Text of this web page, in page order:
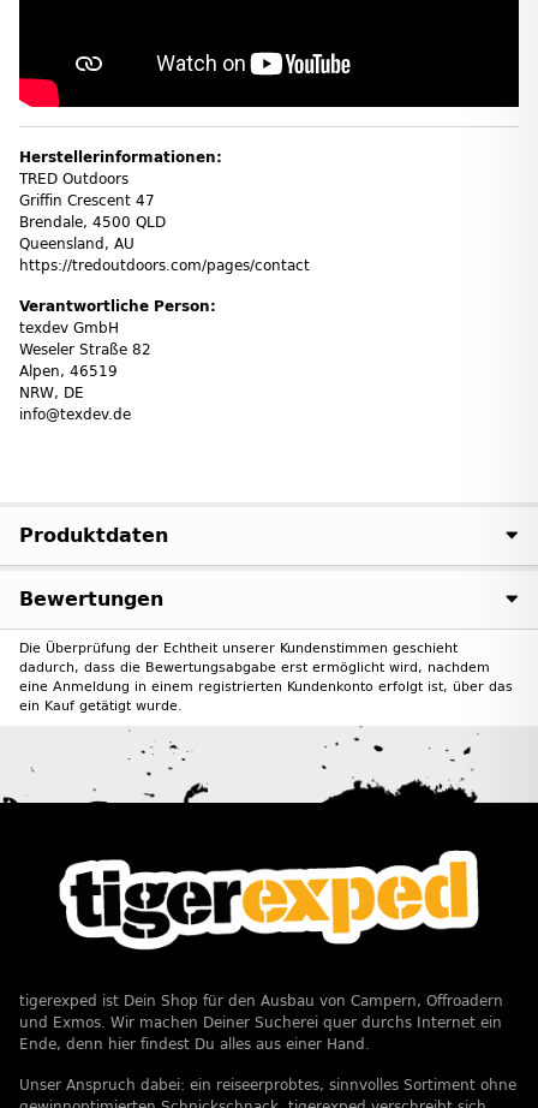
Herstellerinformationen:
TRED Outdoors
Griffin Crescent 47
Brendale, 4500 QLD
Queensland, AU
https://tredoutdoors.com/pages/contact
Verantwortliche Person:
texdev GmbH
Weseler Straße 82
Alpen, 46519
NRW, DE
info@texdev.de
Produktdaten
Bewertungen
Die Überprüfung der Echtheit unserer Kundenstimmen geschieht
dadurch, dass die Bewertungsabgabe erst ermöglicht wird, nachdem
eine Anmeldung in einem registrierten Kundenkonto erfolgt ist, über das
ein Kauf getätigt wurde.
tigerexped ist Dein Shop für den Ausbau von Campern, Offroadern
und Exmos. Wir machen Deiner Sucherei quer durchs Internet ein
Ende, denn hier findest Du alles aus einer Hand.
Unser Anspruch dabei: ein reiseerprobtes, sinnvolles Sortiment ohne